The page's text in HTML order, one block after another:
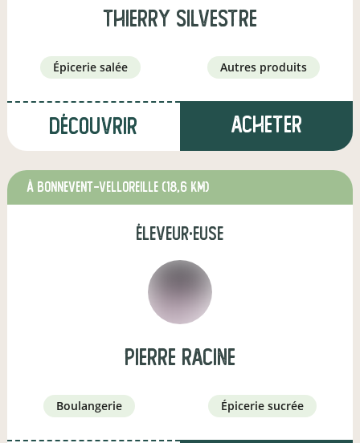
thierry silvestre
épicerie salée autres produits
Découvrir Acheter
à Bonnevent-Velloreille (18,6 km)
éleveur·euse
pierre racine
boulangerie épicerie sucrée